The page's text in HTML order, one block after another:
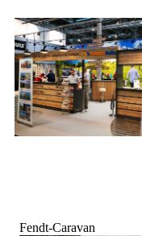
Fendt-Caravan